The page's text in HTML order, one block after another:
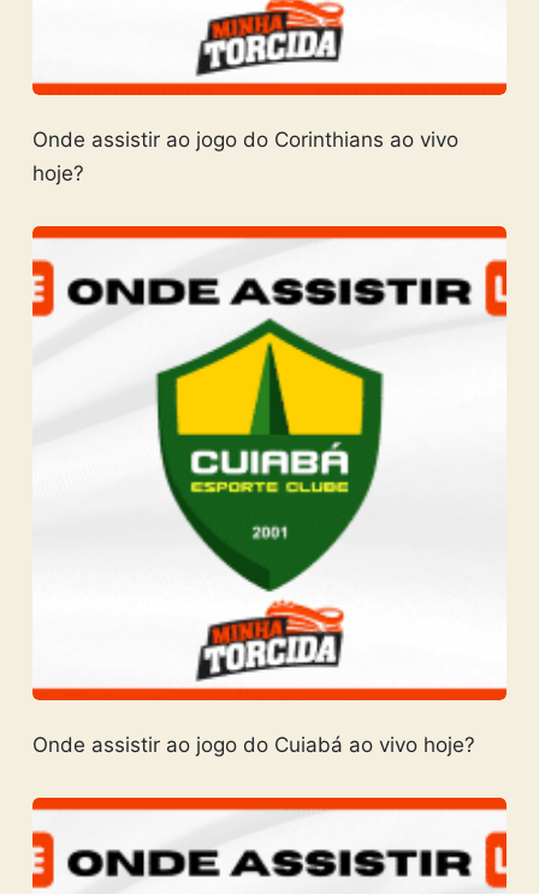
Onde assistir ao jogo do Corinthians ao vivo
hoje?
Onde assistir ao jogo do Cuiabá ao vivo hoje?